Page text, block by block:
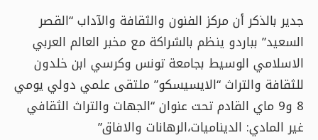
جدير بالذكر أن مركز الفنون والثقافة والآداب “القصر
السعيد” بباردو ينظم بالشراكة مع مخبر العالم العربي
الاسلامي الوسيط بجامعة تونس وكرسي ابن خلدون
للثقافة والتراث “الايسيسكو” ملتقى علمي دولي يومي
8 و9 ماي القادم تحت عنوان “الجهات والتراث الثقافي
غير المادي: الديناميات،الرهانات والافاق”